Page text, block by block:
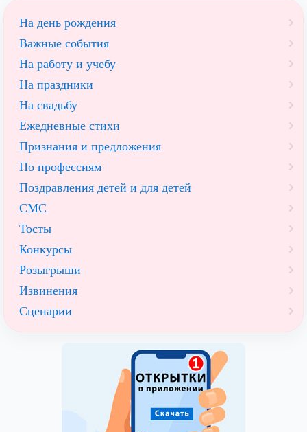
На день рождения
Важные события
На работу и учебу
На праздники
На свадьбу
Ежедневные стихи
Признания и предложения
По профессиям
Поздравления детей и для детей
СМС
Тосты
Конкурсы
Розыгрыши
Извинения
Сценарии